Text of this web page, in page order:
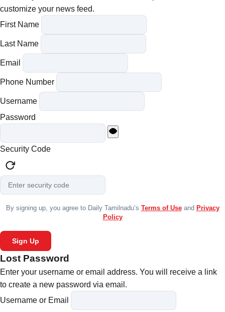
customize your news feed.
First Name
Last Name
Email
Phone Number
Username
Password
Security Code
By signing up, you agree to Daily Tamilnadu’s Terms of Useand Privacy
Policy
Sign Up
Lost Password
Enter your username or email address. You will receive a link
to create a new password via email.
Username or Email